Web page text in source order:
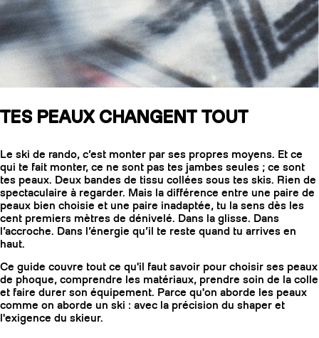
SLAP 104
LITE
SLAP 92
BÂTONS
TES PEAUX CHANGENT TOUT
Le ski de rando, c’est monter par ses propres moyens. Et ce
qui te fait monter, ce ne sont pas tes jambes seules ; ce sont
tes peaux. Deux bandes de tissu collées sous tes skis. Rien de
spectaculaire à regarder. Mais la différence entre une paire de
peaux bien choisie et une paire inadaptée, tu la sens dès les
cent premiers mètres de dénivelé. Dans la glisse. Dans
l’accroche. Dans l’énergie qu’il te reste quand tu arrives en
haut.
Ce guide couvre tout ce qu'il faut savoir pour choisir ses peaux
de phoque, comprendre les matériaux, prendre soin de la colle
et faire durer son équipement. Parce qu'on aborde les peaux
comme on aborde un ski : avec la précision du shaper et
l'exigence du skieur.